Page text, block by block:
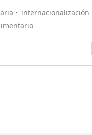
internacionalización